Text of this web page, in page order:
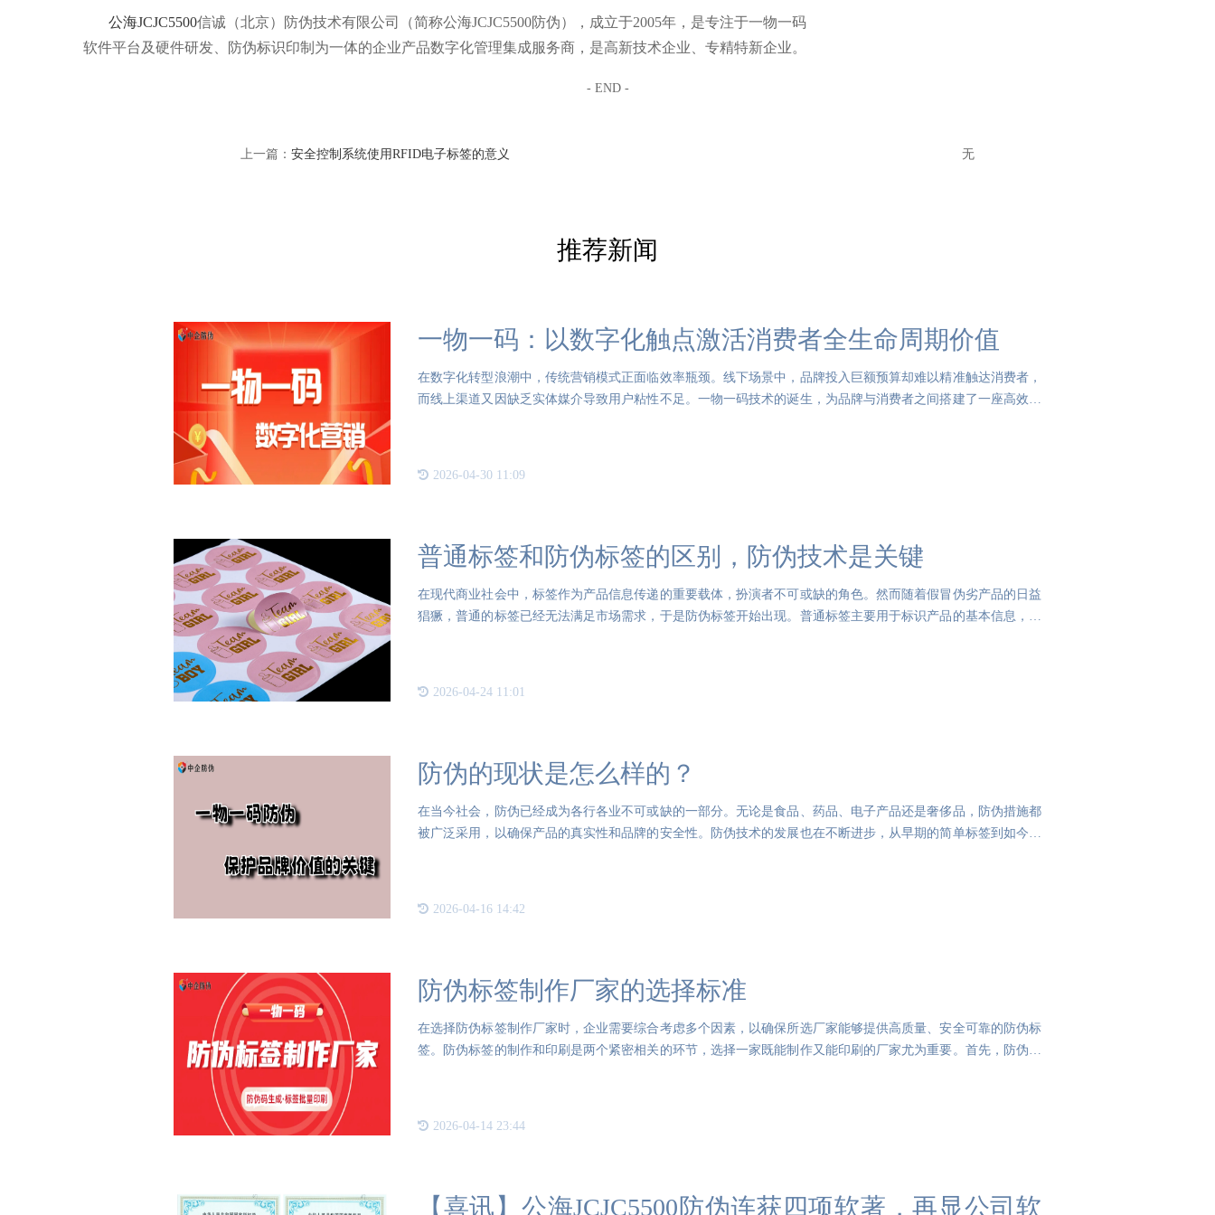
公海JCJC5500信诚（北京）防伪技术有限公司（简称公海JCJC5500防伪），成立于2005年，是专注于一物一码
软件平台及硬件研发、防伪标识印制为一体的企业产品数字化管理集成服务商，是高新技术企业、专精特新企业。
- END -
上一篇： 安全控制系统使用RFID电子标签的意义 无
推荐新闻
一物一码：以数字化触点激活消费者全生命周期价值
在数字化转型浪潮中，传统营销模式正面临效率瓶颈。线下场景中，品牌投入巨额预算却难以精准触达消费者，
而线上渠道又因缺乏实体媒介导致用户粘性不足。一物一码技术的诞生，为品牌与消费者之间搭建了一座高效、
2026-04-30 11:09
普通标签和防伪标签的区别，防伪技术是关键
在现代商业社会中，标签作为产品信息传递的重要载体，扮演者不可或缺的角色。然而随着假冒伪劣产品的日益
猖獗，普通的标签已经无法满足市场需求，于是防伪标签开始出现。普通标签主要用于标识产品的基本信息，如
2026-04-24 11:01
防伪的现状是怎么样的？
在当今社会，防伪已经成为各行各业不可或缺的一部分。无论是食品、药品、电子产品还是奢侈品，防伪措施都
被广泛采用，以确保产品的真实性和品牌的安全性。防伪技术的发展也在不断进步，从早期的简单标签到如今复
2026-04-16 14:42
防伪标签制作厂家的选择标准
在选择防伪标签制作厂家时，企业需要综合考虑多个因素，以确保所选厂家能够提供高质量、安全可靠的防伪标
签。防伪标签的制作和印刷是两个紧密相关的环节，选择一家既能制作又能印刷的厂家尤为重要。首先，防伪标
2026-04-14 23:44
【喜讯】公海JCJC5500防伪连获四项软著，再显公司软